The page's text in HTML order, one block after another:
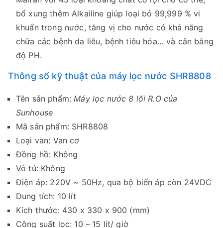
bổ xung thêm Alkailine giúp loại bỏ 99,999 % vi
khuẩn trong nước, tăng vị cho nước có khả năng
chữa các bệnh da liễu, bệnh tiêu hóa… và cân bằng
độ PH.
Thông số kỹ thuật của máy lọc nước SHR8808
Tên sản phẩm: Máy lọc nước 8 lõi R.O của
Sunhouse
Mã sản phẩm: SHR8808
Loại van: Van cơ
Đồng hồ: Không
Vỏ tủ: Không
Điện áp: 220V ~ 50Hz, qua bộ biến áp còn 24VDC
Dung tích: 10 lít
Kích thước: 430 x 330 x 900 (mm)
Công suất lọc: 10 – 15 lít/ giờ